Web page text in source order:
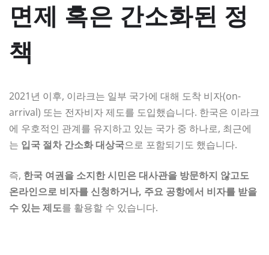
면제 혹은 간소화된 정
책
2021년 이후, 이라크는 일부 국가에 대해 도착 비자(on-
arrival) 또는 전자비자 제도를 도입했습니다. 한국은 이라크
에 우호적인 관계를 유지하고 있는 국가 중 하나로, 최근에
는 입국 절차 간소화 대상국으로 포함되기도 했습니다.
즉, 한국 여권을 소지한 시민은 대사관을 방문하지 않고도
온라인으로 비자를 신청하거나, 주요 공항에서 비자를 받을
수 있는 제도를 활용할 수 있습니다.